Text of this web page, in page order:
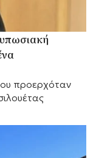
προερχόταν